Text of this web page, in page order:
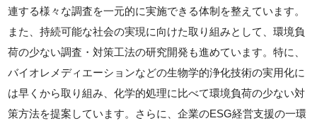
連する様々な調査を一元的に実施できる体制を整えています。
また、持続可能な社会の実現に向けた取り組みとして、環境負
荷の少ない調査・対策工法の研究開発も進めています。特に、
バイオレメディエーションなどの生物学的浄化技術の実用化に
は早くから取り組み、化学的処理に比べて環境負荷の少ない対
策方法を提案しています。さらに、企業のESG経営支援の一環